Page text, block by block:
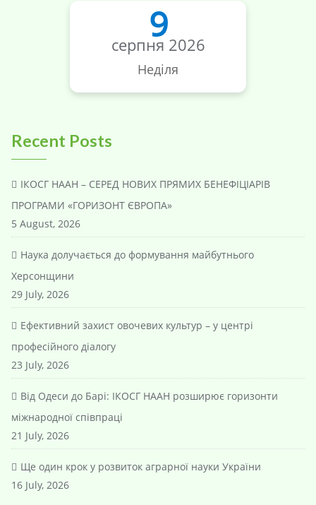
9
серпня 2026
Неділя
Recent Posts
ІКОСГ НААН – СЕРЕД НОВИХ ПРЯМИХ БЕНЕФІЦІАРІВ
ПРОГРАМИ «ГОРИЗОНТ ЄВРОПА»
5 August, 2026
Наука долучається до формування майбутнього
Херсонщини
29 July, 2026
Ефективний захист овочевих культур – у центрі
професійного діалогу
23 July, 2026
Від Одеси до Барі: ІКОСГ НААН розширює горизонти
міжнародної співпраці
21 July, 2026
Ще один крок у розвиток аграрної науки України
16 July, 2026